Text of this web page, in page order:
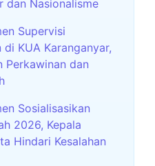
dan Nasionalisme
Supervisi
KUA Karanganyar,
Perkawinan dan
Sosialisasikan
2026, Kepala
Hindari Kesalahan